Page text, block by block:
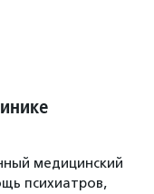
медицинский
психиатров,